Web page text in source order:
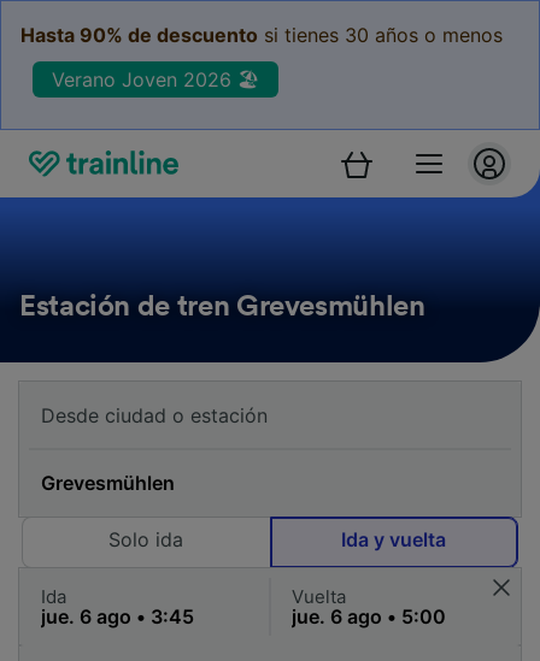
Hasta 90% de descuento si tienes 30 años o menos
Verano Joven 2026 🏖️
Estación de tren Grevesmühlen
Solo ida Ida y vuelta
Ida Vuelta